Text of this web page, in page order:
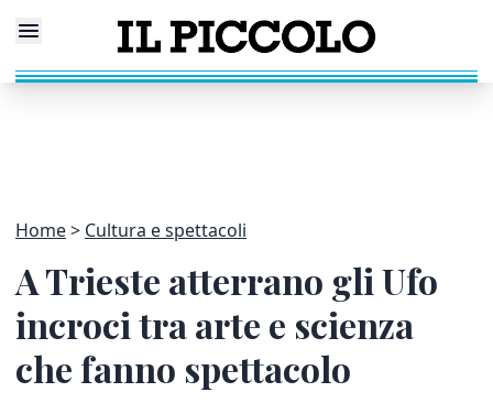
Home Cultura e spettacoli
A Trieste atterrano gli Ufo
incroci tra arte e scienza
che fanno spettacolo